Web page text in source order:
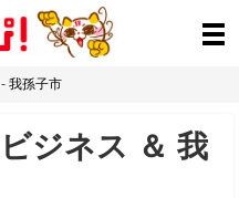
- 我孫子市
ビジネス ＆ 我